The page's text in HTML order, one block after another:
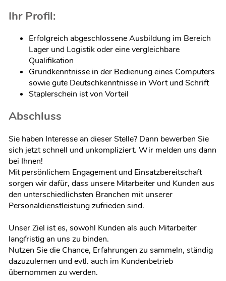
Ihr Profil:
Erfolgreich abgeschlossene Ausbildung im Bereich
Lager und Logistik oder eine vergleichbare
Qualifikation
Grundkenntnisse in der Bedienung eines Computers
sowie gute Deutschkenntnisse in Wort und Schrift
Staplerschein ist von Vorteil
Abschluss
Sie haben Interesse an dieser Stelle? Dann bewerben Sie
sich jetzt schnell und unkompliziert. Wir melden uns dann
bei Ihnen!
Mit persönlichem Engagement und Einsatzbereitschaft
sorgen wir dafür, dass unsere Mitarbeiter und Kunden aus
den unterschiedlichsten Branchen mit unserer
Personaldienstleistung zufrieden sind.
Unser Ziel ist es, sowohl Kunden als auch Mitarbeiter
langfristig an uns zu binden.
Nutzen Sie die Chance, Erfahrungen zu sammeln, ständig
dazuzulernen und evtl. auch im Kundenbetrieb
übernommen zu werden.